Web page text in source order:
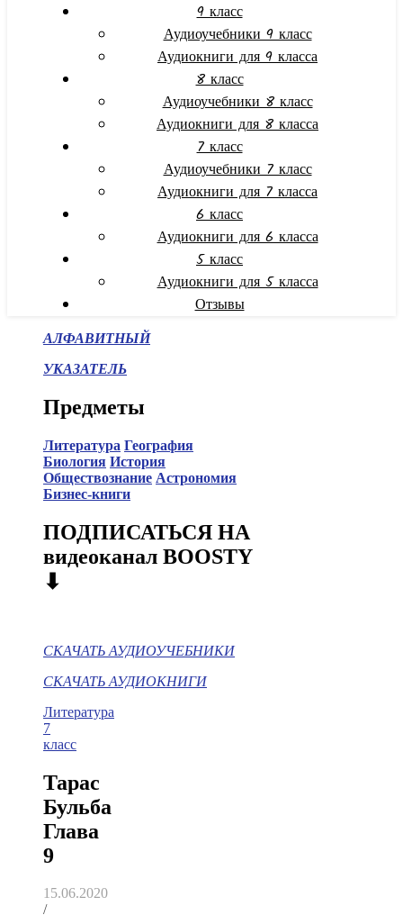
9 класс
Аудиоучебники 9 класс
Аудиокниги для 9 класса
8 класс
Аудиоучебники 8 класс
Аудиокниги для 8 класса
7 класс
Аудиоучебники 7 класс
Аудиокниги для 7 класса
6 класс
Аудиокниги для 6 класса
5 класс
Аудиокниги для 5 класса
Отзывы
АЛФАВИТНЫЙ
УКАЗАТЕЛЬ
Предметы
Литература География
Биология История
Обществознание Астрономия
Бизнес-книги
ПОДПИСАТЬСЯ НА
видеоканал BOOSTY
⬇
СКАЧАТЬ АУДИОУЧЕБНИКИ
СКАЧАТЬ АУДИОКНИГИ
Литература
7
класс
Тарас
Бульба
Глава
9
15.06.2020
/